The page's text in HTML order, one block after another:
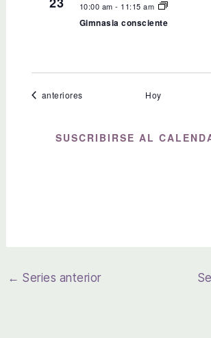
10:00 am - 11:15 am
Gimnasia consciente
Eventos
anteriores Hoy
SUSCRIBIRSE AL
← Series anterior